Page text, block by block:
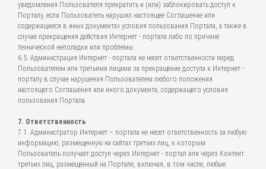
уведомления Пользователя прекратить и (или) заблокировать доступ к
Порталу, если Пользователь нарушил настоящее Соглашение или
содержащиеся в иных документах условия пользования Портала, а также в
случае прекращения действия Интернет - портала либо по причине
технической неполадки или проблемы.
6.5. Администрация Интернет - портала не несет ответственности перед
Пользователем или третьими лицами за прекращение доступа к Интернет -
порталу в случае нарушения Пользователем любого положения
настоящего Соглашения или иного документа, содержащего условия
пользования Портала.
7. Ответственность
7.1. Администратор Интернет – портала не несет ответственность за любую
информацию, размещенную на сайтах третьих лиц, к которым
Пользователь получает доступ через Интернет - портал или через Контент
третьих лиц, размещенный на Портале, включая, в том числе, любые